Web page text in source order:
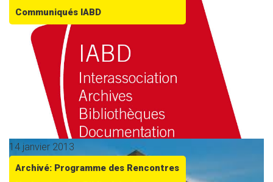
Communiqués IABD
14 janvier 2013
Archivé: Programme des Rencontres